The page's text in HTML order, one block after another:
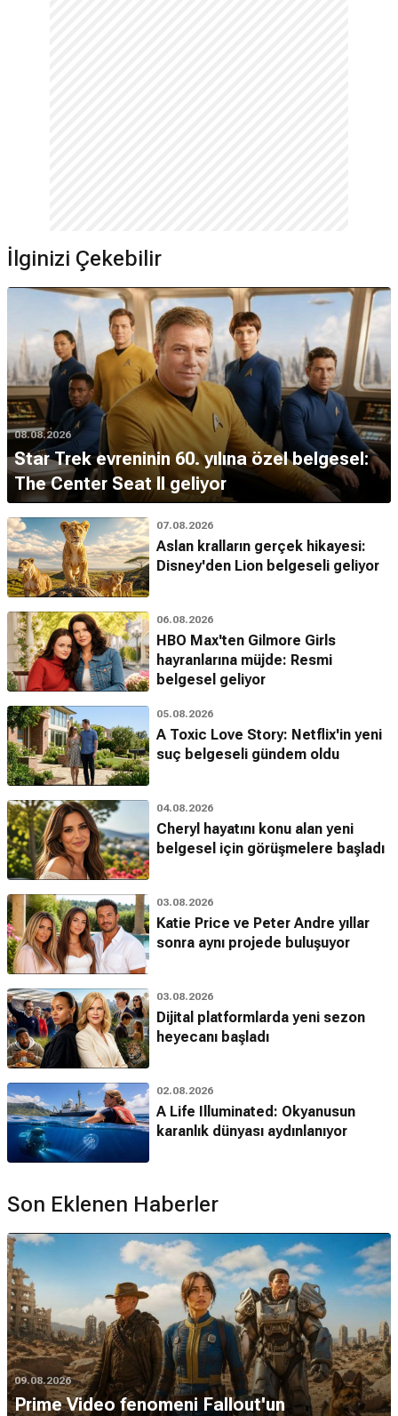
İlginizi Çekebilir
08.08.2026
Star Trek evreninin 60. yılına özel belgesel:
The Center Seat II geliyor
07.08.2026
Aslan kralların gerçek hikayesi:
Disney'den Lion belgeseli geliyor
06.08.2026
HBO Max'ten Gilmore Girls
hayranlarına müjde: Resmi
belgesel geliyor
05.08.2026
A Toxic Love Story: Netflix'in yeni
suç belgeseli gündem oldu
04.08.2026
Cheryl hayatını konu alan yeni
belgesel için görüşmelere başladı
03.08.2026
Katie Price ve Peter Andre yıllar
sonra aynı projede buluşuyor
03.08.2026
Dijital platformlarda yeni sezon
heyecanı başladı
02.08.2026
A Life Illuminated: Okyanusun
karanlık dünyası aydınlanıyor
Son Eklenen Haberler
09.08.2026
Prime Video fenomeni Fallout'un